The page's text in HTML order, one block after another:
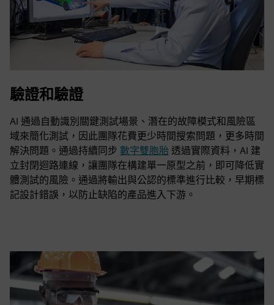
驗證和驗證
AI 通過自動識別關鍵測試場景、潛在的故障模式和風險區
域來簡化測試，因此團隊花費更少時間搜索問題，更多時間
解決問題。通過持續同步 數字雙胞胎 透過實際資料，AI 建
立封閉迴路連線，讓團隊在構建單一原型之前，即可降低實
體測試的風險。通過將輸出與公認的標準進行比較，早期標
記設計錯誤，以防止缺陷的產品進入下游。